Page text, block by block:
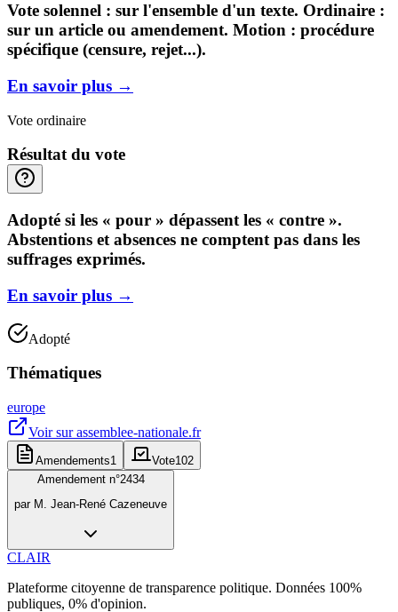
Vote solennel : sur l'ensemble d'un texte. Ordinaire :
sur un article ou amendement. Motion : procédure
spécifique (censure, rejet...).
En savoir plus →
Vote ordinaire
Résultat du vote
Adopté si les « pour » dépassent les « contre ».
Abstentions et absences ne comptent pas dans les
suffrages exprimés.
En savoir plus →
Adopté
Thématiques
europe
Voir surassemblee-nationale.fr
Amendements1 Vote102
Amendement n°2434
par M. Jean-René Cazeneuve
CLAIR
Plateforme citoyenne de transparence politique. Données 100%
publiques, 0% d'opinion.